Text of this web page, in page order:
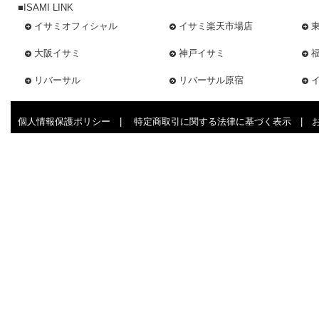
■ISAMI LINK
イサミオフィシャル
イサミ楽天市場店
大阪イサミ 神戸イサミ
リバーサル リバーサル原宿
個人情報保護ポリシー 特定商取引に関する法律に基づく表示